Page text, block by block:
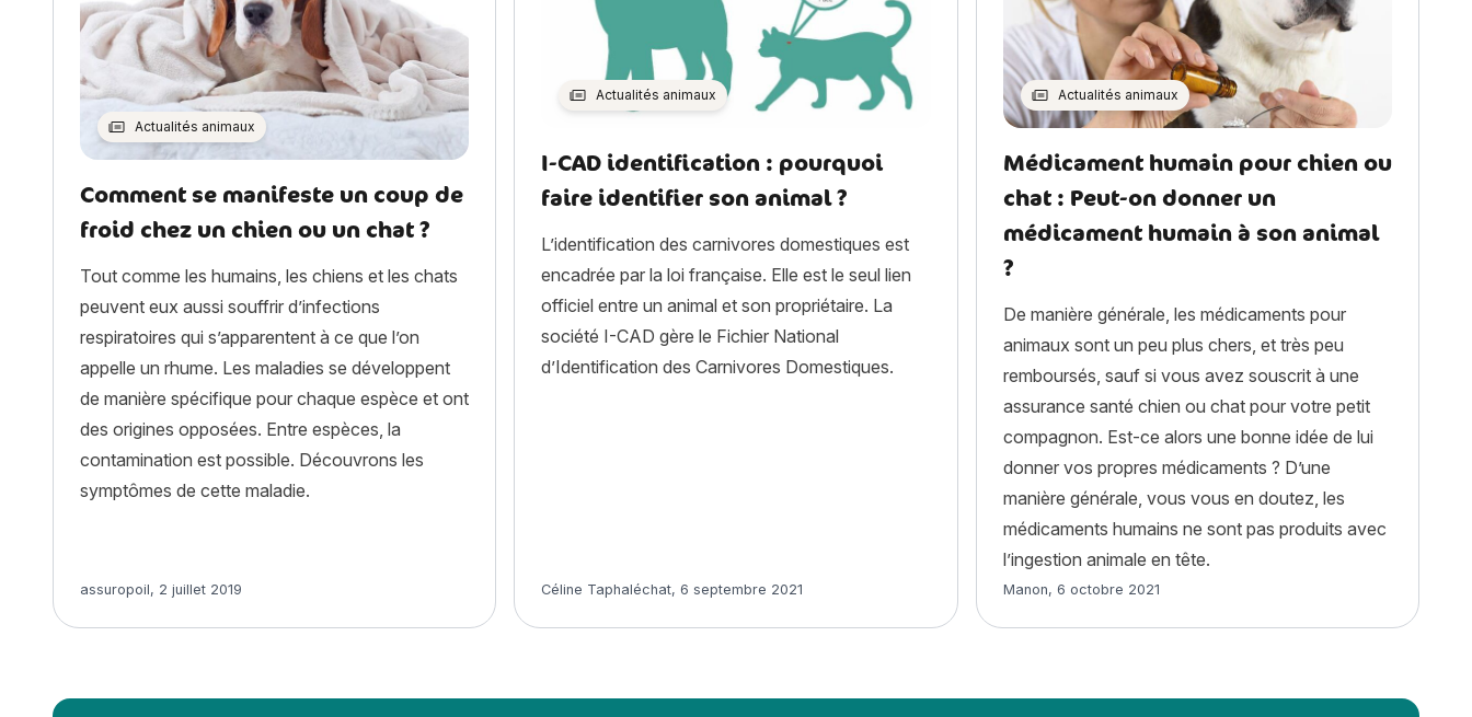
Actualités animaux
Comment se manifeste un coup de
froid chez un chien ou un chat ?
Tout comme les humains, les chiens et les chats
peuvent eux aussi souffrir d’infections
respiratoires qui s’apparentent à ce que l’on
appelle un rhume. Les maladies se développent
de manière spécifique pour chaque espèce et ont
des origines opposées. Entre espèces, la
contamination est possible. Découvrons les
symptômes de cette maladie.
Article rédigé par
assuropoil, 2 juillet 2019
Actualités animaux
I-CAD identification : pourquoi
faire identifier son animal ?
L’identification des carnivores domestiques est
encadrée par la loi française. Elle est le seul lien
officiel entre un animal et son propriétaire. La
société I-CAD gère le Fichier National
d’Identification des Carnivores Domestiques.
Article rédigé par
Céline Taphaléchat,6 septembre 2021
Actualités animaux
Médicament humain pour chien ou
chat : Peut-on donner un
médicament humain à son animal
?
De manière générale, les médicaments pour
animaux sont un peu plus chers, et très peu
remboursés, sauf si vous avez souscrit à une
assurance santé chien ou chat pour votre petit
compagnon. Est-ce alors une bonne idée de lui
donner vos propres médicaments ? D’une
manière générale, vous vous en doutez, les
médicaments humains ne sont pas produits avec
l’ingestion animale en tête.
Article rédigé par
Manon, 6 octobre 2021